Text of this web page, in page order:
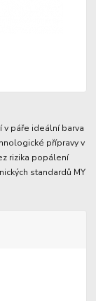
v páře ideální barva
přípravy v
rizika popálení
standardů MY